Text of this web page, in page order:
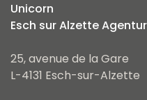
Unicorn
Esch sur Alzette Agentur
25, avenue de la Gare
L-4131 Esch-sur-Alzette